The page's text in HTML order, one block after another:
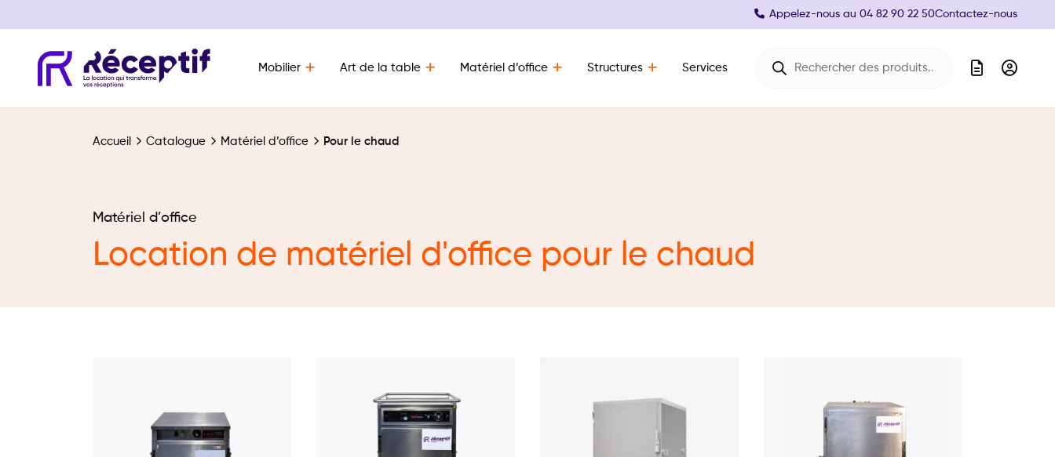
Appelez-nous au 04 82 90 22 50Contactez-nous
Navigation principale
Mobilier Art de la table Matériel d’office Structures Services
Accueil Catalogue Matériel d’office Pour le chaud
Matériel d’office
Location de matériel d'office pour le chaud